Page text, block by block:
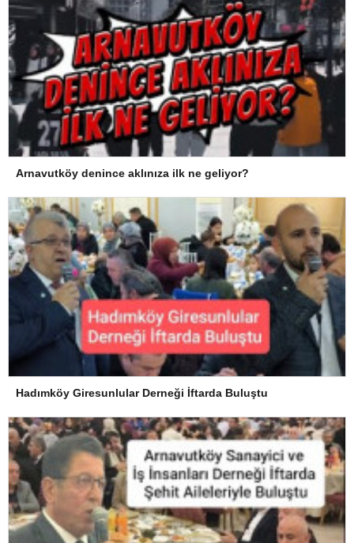
Arnavutköy denince aklınıza ilk ne geliyor?
Hadımköy Giresunlular Derneği İftarda Buluştu